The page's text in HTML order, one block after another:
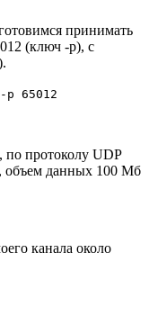
принимать
(ключ -p), с
65012
по протоколу UDP
объем данных 100 Мб
канала около